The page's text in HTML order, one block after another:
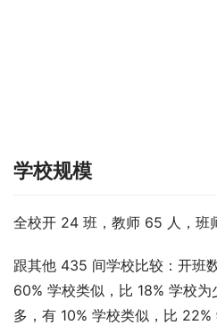
学校规模
全校开 24 班，教师 65 人，班
跟其他 435 间学校比较：开班
60% 学校类似，比 18% 学校
多，有 10% 学校类似，比